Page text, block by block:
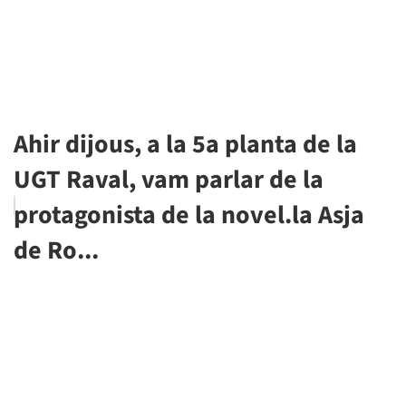
Ahir dijous, a la 5a planta de la
UGT Raval, vam parlar de la
protagonista de la novel.la Asja
de Ro...